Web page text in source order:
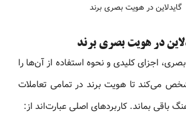
گایدلاین در هویت بصری برند
در هویت بصری برند
اجزای کلیدی و نحوه استفاده از آن‌ها را
می‌کند تا هویت برند در تمامی تعاملات
باقی بماند. کاربردهای اصلی عبارت‌اند از: